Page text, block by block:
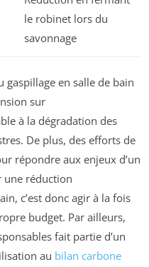
le robinet lors du
savonnage
gaspillage en salle de bain
sur
à la dégradation des
De plus, des efforts de
répondre aux enjeux d’un
une réduction
c’est donc agir à la fois
budget. Par ailleurs,
fait partie d’un
au bilan carbone